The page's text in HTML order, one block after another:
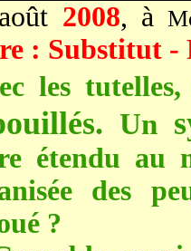
août 2008, à
: Substitut -
les tutelles,
Un
étendu au
des
?